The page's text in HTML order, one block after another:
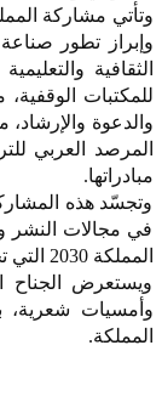
وتأتي مشاركة
وإبراز تطور
الثقافية
للمكتبات
والدعوة
المرصد العربي
مبادراتها.
وتجسّد هذه
في مجالات النشر
المملكة 2030 التي تجعل الثقافة محركًا للتنمية وجسرًا للتواصل والحوار بين الشعوب.
ويستعرض الجناح
وأمسيات شعرية،
المملكة.